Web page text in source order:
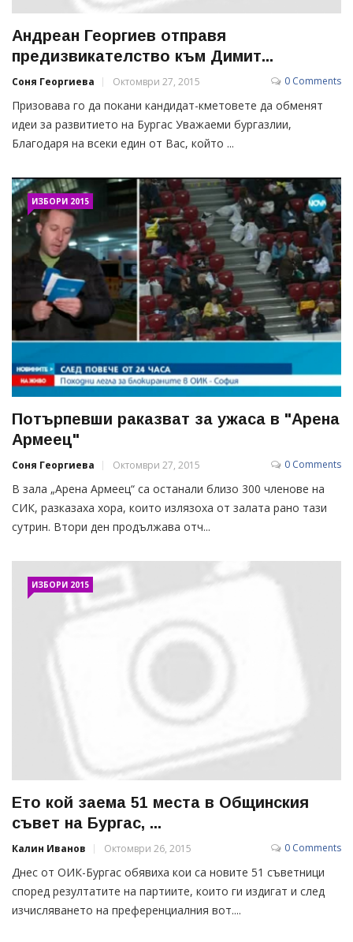
Андреан Георгиев отправя
предизвикателство към Димит...
Соня Георгиева Октомври 27, 2015 0 Comments
Призовава го да покани кандидат-кметовете да обменят
идеи за развитието на Бургас Уважаеми бургазлии,
Благодаря на всеки един от Вас, който ...
ИЗБОРИ 2015
Потърпевши раказват за ужаса в "Арена
Армеец"
Соня Георгиева Октомври 27, 2015 0 Comments
В зала „Арена Армеец“ са останали близо 300 членове на
СИК, разказаха хора, които излязоха от залата рано тази
сутрин. Втори ден продължава отч...
ИЗБОРИ 2015
Ето кой заема 51 места в Общинския
съвет на Бургас, ...
Калин Иванов Октомври 26, 2015 0 Comments
Днес от ОИК-Бургас обявиха кои са новите 51 съветници
според резултатите на партиите, които ги издигат и след
изчисляването на преференциалния вот....